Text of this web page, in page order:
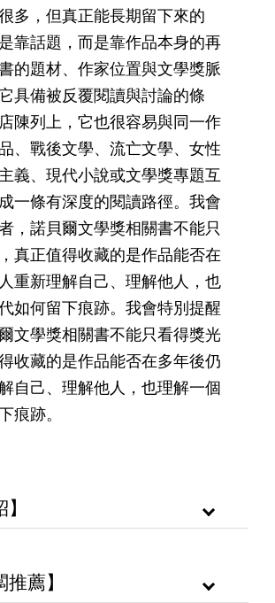
多，但真正能長期留下來的
靠話題，而是靠作品本身的再
的題材、作家位置與文學獎脈
具備被反覆閱讀與討論的條
陳列上，它也很容易與同一作
、戰後文學、流亡文學、女性
義、現代小說或文學獎專題互
一條有深度的閱讀路徑。我會
，諾貝爾文學獎相關書不能只
真正值得收藏的是作品能否在
重新理解自己、理解他人，也
如何留下痕跡。我會特別提醒
文學獎相關書不能只看得獎光
收藏的是作品能否在多年後仍
自己、理解他人，也理解一個
痕跡。
推薦】